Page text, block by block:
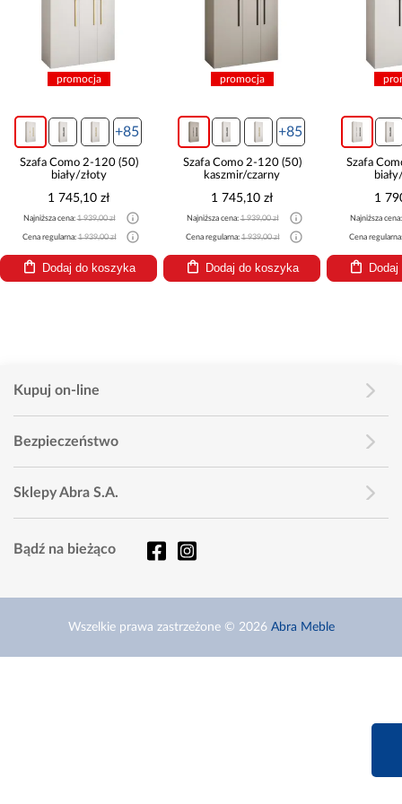
promocja
+85
Szafa Como 2-120 (50)
biały/złoty
1 745,10 zł
Najniższa cena:1 939,00 zł
Cena regularna:1 939,00 zł
Dodaj do koszyka
promocja
+85
Szafa Como 2-120 (50)
kaszmir/czarny
1 745,10 zł
Najniższa cena:1 939,00 zł
Cena regularna:1 939,00 zł
Dodaj do koszyka
Szafa
1
Najniższa
Cena
Kupuj on-line
Bezpieczeństwo
Sklepy Abra S.A.
Bądź na bieżąco
Wszelkie prawa zastrzeżone © 2026 Abra Meble